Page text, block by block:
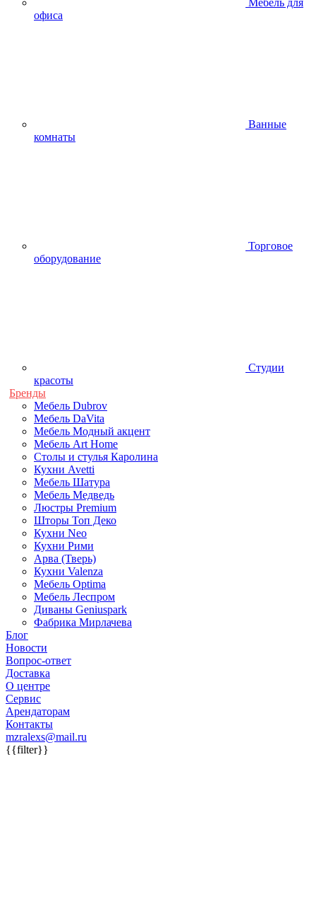
Мебель для
офиса
Ванные
комнаты
Торговое
оборудование
Студии
красоты
Бренды
Мебель Dubrov
Мебель DaVita
Мебель Модный акцент
Мебель Art Home
Столы и стулья Каролина
Кухни Avetti
Мебель Шатура
Мебель Медведь
Люстры Premium
Шторы Топ Деко
Кухни Neo
Кухни Рими
Арва (Тверь)
Кухни Valenza
Мебель Optima
Мебель Леспром
Диваны Geniuspark
Фабрика Мирлачева
Блог
Новости
Вопрос-ответ
Доставка
О центре
Сервис
Арендаторам
Контакты
mzralexs@mail.ru
{{filter}}